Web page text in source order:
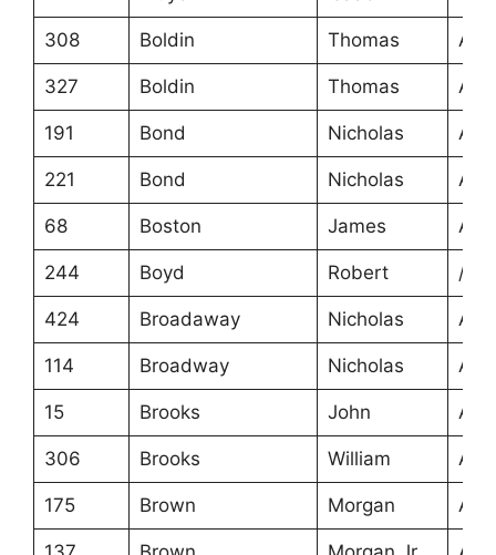
308 Boldin Thomas
327 Boldin Thomas
191 Bond Nicholas
221 Bond Nicholas
68 Boston James
244 Boyd Robert /
424 Broadaway Nicholas
114 Broadway Nicholas
15 Brooks John
306 Brooks William
175 Brown Morgan